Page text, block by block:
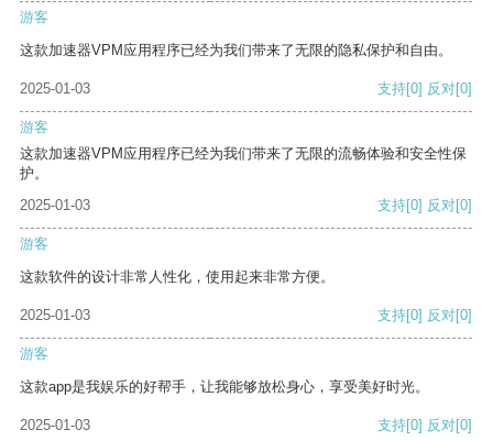
游客
这款加速器VPM应用程序已经为我们带来了无限的隐私保护和自由。
2025-01-03 支持[0] 反对[0]
游客
这款加速器VPM应用程序已经为我们带来了无限的流畅体验和安全性保
护。
2025-01-03
支持[0] 反对[0]
游客
这款软件的设计非常人性化，使用起来非常方便。
2025-01-03 支持[0] 反对[0]
游客
这款app是我娱乐的好帮手，让我能够放松身心，享受美好时光。
2025-01-03 支持[0] 反对[0]